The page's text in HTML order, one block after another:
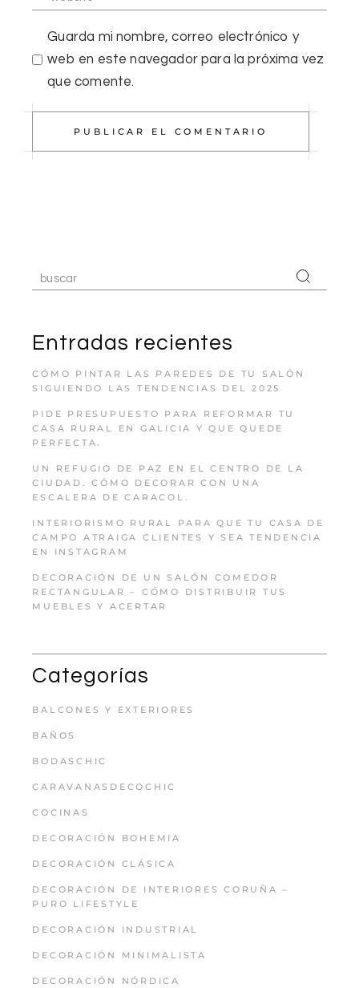
Guarda mi nombre, correo electrónico y
web en este navegador para la próxima vez
que comente.
PUBLICAR EL COMENTARIO
Entradas recientes
CÓMO PINTAR LAS PAREDES DE TU SALÓN
SIGUIENDO LAS TENDENCIAS DEL 2025
PIDE PRESUPUESTO PARA REFORMAR TU
CASA RURAL EN GALICIA Y QUE QUEDE
PERFECTA.
UN REFUGIO DE PAZ EN EL CENTRO DE LA
CIUDAD. CÓMO DECORAR CON UNA
ESCALERA DE CARACOL.
INTERIORISMO RURAL PARA QUE TU CASA DE
CAMPO ATRAIGA CLIENTES Y SEA TENDENCIA
EN INSTAGRAM
DECORACIÓN DE UN SALÓN COMEDOR
RECTANGULAR – CÓMO DISTRIBUIR TUS
MUEBLES Y ACERTAR
Categorías
BALCONES Y EXTERIORES
BAÑOS
BODASCHIC
CARAVANASDECOCHIC
COCINAS
DECORACIÓN BOHEMIA
DECORACIÓN CLÁSICA
DECORACIÓN DE INTERIORES CORUÑA –
PURO LIFESTYLE
DECORACIÓN INDUSTRIAL
DECORACIÓN MINIMALISTA
DECORACIÓN NÓRDICA